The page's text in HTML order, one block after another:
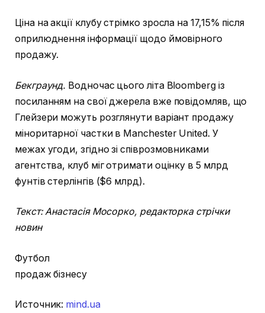
Ціна на акції клубу стрімко зросла на 17,15% після
оприлюднення інформації щодо ймовірного
продажу.
Бекграунд. Водночас цього літа Bloomberg із
посиланням на свої джерела вже повідомляв, що
Глейзери можуть розглянути варіант продажу
міноритарної частки в Manchester United. У
межах угоди, згідно зі співрозмовниками
агентства, клуб міг отримати оцінку в 5 млрд
фунтів стерлінгів ($6 млрд).
Текст: Анастасія Мосорко, редакторка стрічки
новин
Футбол
продаж бізнесу
Источник: mind.ua